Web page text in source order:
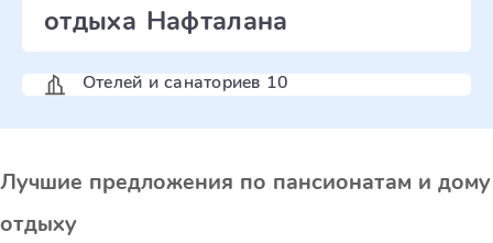
отдыха Нафталана
Отелей и санаториев 10
Лучшие предложения по пансионатам и дому
отдыху